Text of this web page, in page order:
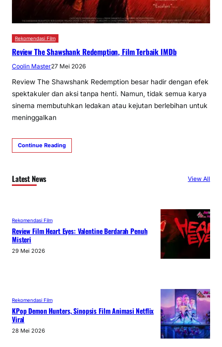
Rekomendasi Film
Review The Shawshank Redemption, Film Terbaik IMDb
Coolin Master27 Mei 2026
Review The Shawshank Redemption besar hadir dengan efek
spektakuler dan aksi tanpa henti. Namun, tidak semua karya
sinema membutuhkan ledakan atau kejutan berlebihan untuk
meninggalkan
Continue Reading
Latest News View All
Rekomendasi Film
Review Film Heart Eyes: Valentine Berdarah Penuh
Misteri
29 Mei 2026
Rekomendasi Film
KPop Demon Hunters, Sinopsis Film Animasi Netflix
Viral
28 Mei 2026